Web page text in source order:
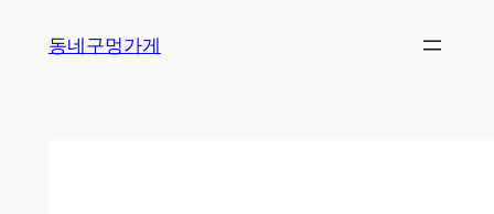
동네구멍가게